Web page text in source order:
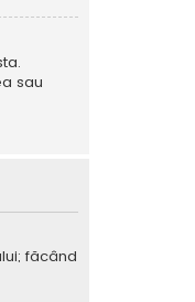
sau
făcând